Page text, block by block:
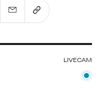
LIVECAM